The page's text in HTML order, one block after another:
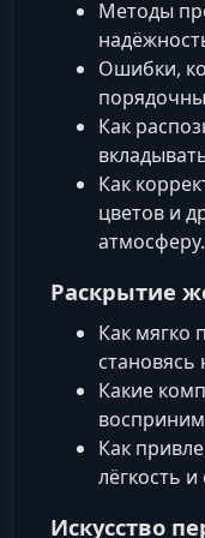
Методы
Ошибки,
Как
Как
цветов и
атмосферу.
Раскрытие
Как мягко
становясь
Какие
Как
лёгкость и
Искусство